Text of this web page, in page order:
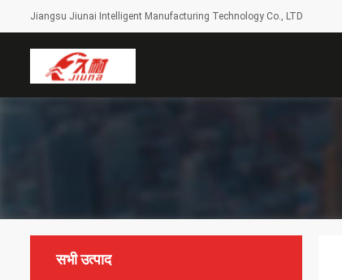
Jiangsu Jiunai Intelligent Manufacturing Technology Co., LTD
सभी उत्पाद